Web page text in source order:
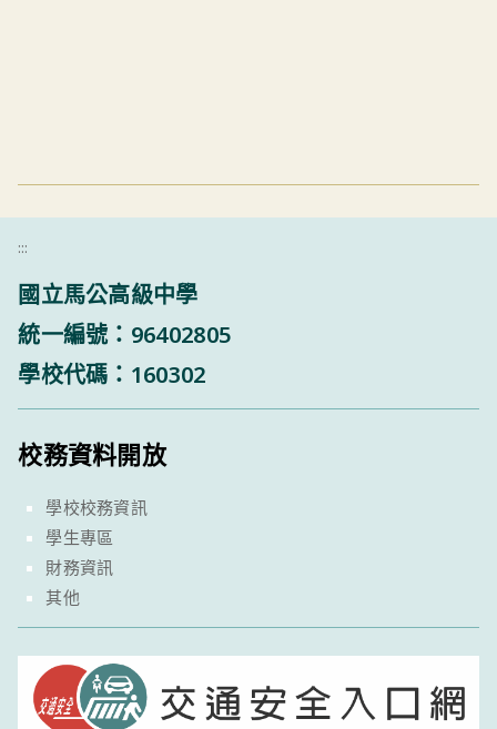
:::
國立馬公高級中學
統一編號：96402805
學校代碼：160302
校務資料開放
學校校務資訊
學生專區
財務資訊
其他